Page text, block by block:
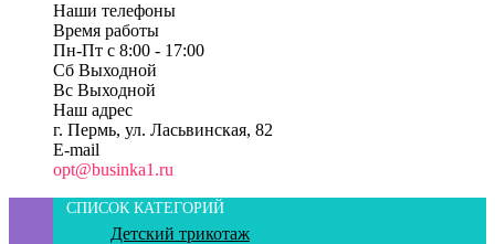
Наши телефоны
Время работы
Пн-Пт c 8:00 - 17:00
Сб Выходной
Вс Выходной
Наш адрес
г. Пермь, ул. Ласьвинская, 82
E-mail
opt@businka1.ru
СПИСОК КАТЕГОРИЙ
Детский трикотаж